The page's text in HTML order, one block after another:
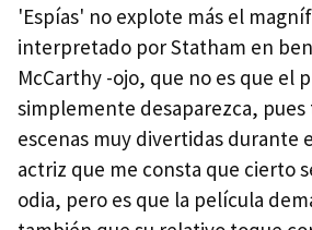
'Espías' no explote más el
interpretado por Statham en
McCarthy -ojo, que no es que el
simplemente desaparezca,
escenas muy divertidas durante
actriz que me consta que cierto
odia, pero es que la película